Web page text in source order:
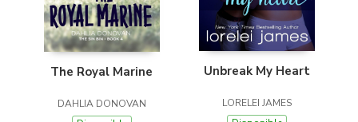
The Royal Marine
DAHLIA DONOVAN
Unbreak My Heart
LORELEI JAMES